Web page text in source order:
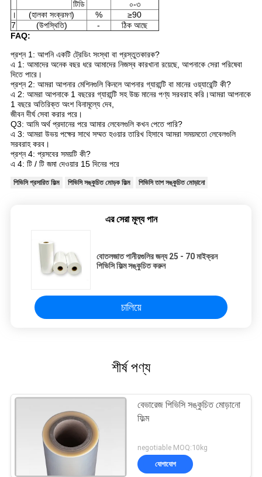
টিডি
০-৩
।
(হালকা সংক্রমণ) %
≥90
7
(উপস্থিতি) -
ঠিক আছে
FAQ:
প্রশ্ন 1: আপনি একটি ট্রেডিং সংস্থা বা প্রস্তুতকারক?
এ 1: আমাদের অনেক বছর ধরে আমাদের নিজস্ব কারখানা রয়েছে, আপনাকে সেরা পরিষেবা
দিতে পারে।
প্রশ্ন 2: আমরা আপনার মেশিনগুলি কিনলে আপনার গ্যারান্টি বা মানের ওয়্যারেন্টি কী?
এ 2: আমরা আপনাকে 1 বছরের গ্যারান্টি সহ উচ্চ মানের পণ্য সরবরাহ করি।আমরা আপনাকে
1 বছরে অতিরিক্ত অংশ বিনামূল্যে দেব,
জীবন দীর্ঘ সেবা করার পরে।
Q3: আমি অর্থ প্রদানের পরে আমার লেবেলগুলি কখন পেতে পারি?
এ 3: আমরা উভয় পক্ষের সাথে সম্মত হওয়ার তারিখ হিসাবে আমরা সময়মতো লেবেলগুলি
সরবরাহ করব।
প্রশ্ন 4: প্রসবের সময়টি কী?
এ 4: টি / টি জমা দেওয়ার 15 দিনের পরে
পিভিসি প্রসারিত ফিল্ম পিভিসি সঙ্কুচিত মোড়ক ফিল্ম পিভিসি তাপ সঙ্কুচিত মোড়ানো
এর সেরা মূল্য পান
বোতলজাত পানীয়গুলির জন্য 25 - 70 মাইক্রন
পিভিসি ফিল্ম সঙ্কুচিত করুন
চালিয়ে
শীর্ষ পণ্য
বেভারেজ পিভিসি সঙ্কুচিত মোড়ানো
ফিল্ম
negotiable MOQ:10kg
যোগাযোগ